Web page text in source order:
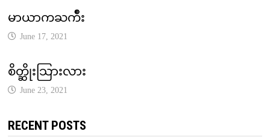
မာယာကႀကိဳး
June 17, 2021
စိတ္ဆိုးသြားလား
June 23, 2021
RECENT POSTS